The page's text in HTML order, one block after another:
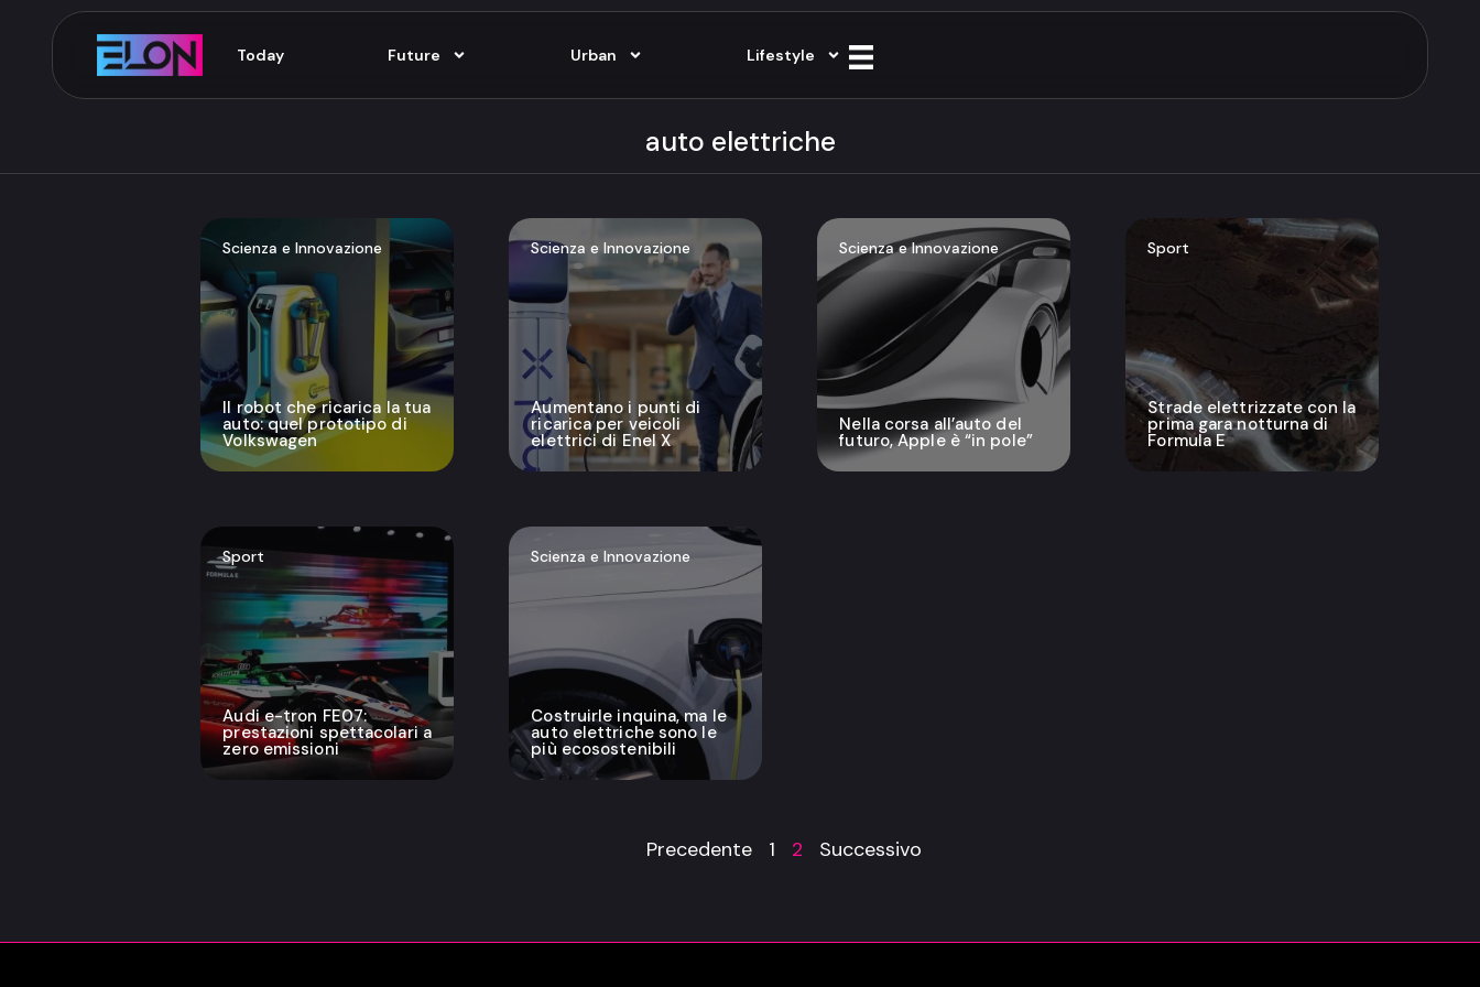
Today Future Urban Lifestyle
auto elettriche
Scienza e Innovazione
Il robot che ricarica la tua
auto: quel prototipo di
Volkswagen
Scienza e Innovazione
Aumentano i punti di
ricarica per veicoli
elettrici di Enel X
Scienza e Innovazione
Nella corsa all’auto del
futuro, Apple è “in pole”
Sport
Strade elettrizzate con la
prima gara notturna di
Formula E
Sport
Audi e-tron FE07:
prestazioni spettacolari a
zero emissioni
Scienza e Innovazione
Costruirle inquina, ma le
auto elettriche sono le
più ecosostenibili
Precedente 1 2 Successivo